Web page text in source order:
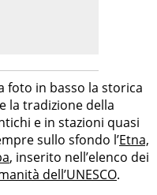
foto in basso la storica
la tradizione della
e in stazioni quasi
sullo sfondo l’Etna,
, inserito nell’elenco dei
dell’UNESCO.